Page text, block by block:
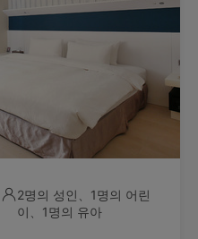
2명의 성인、1명의 어린
이、1명의 유아